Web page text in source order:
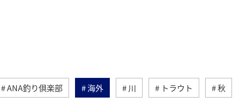
ANA釣り倶楽部 海外 川 トラウト 秋